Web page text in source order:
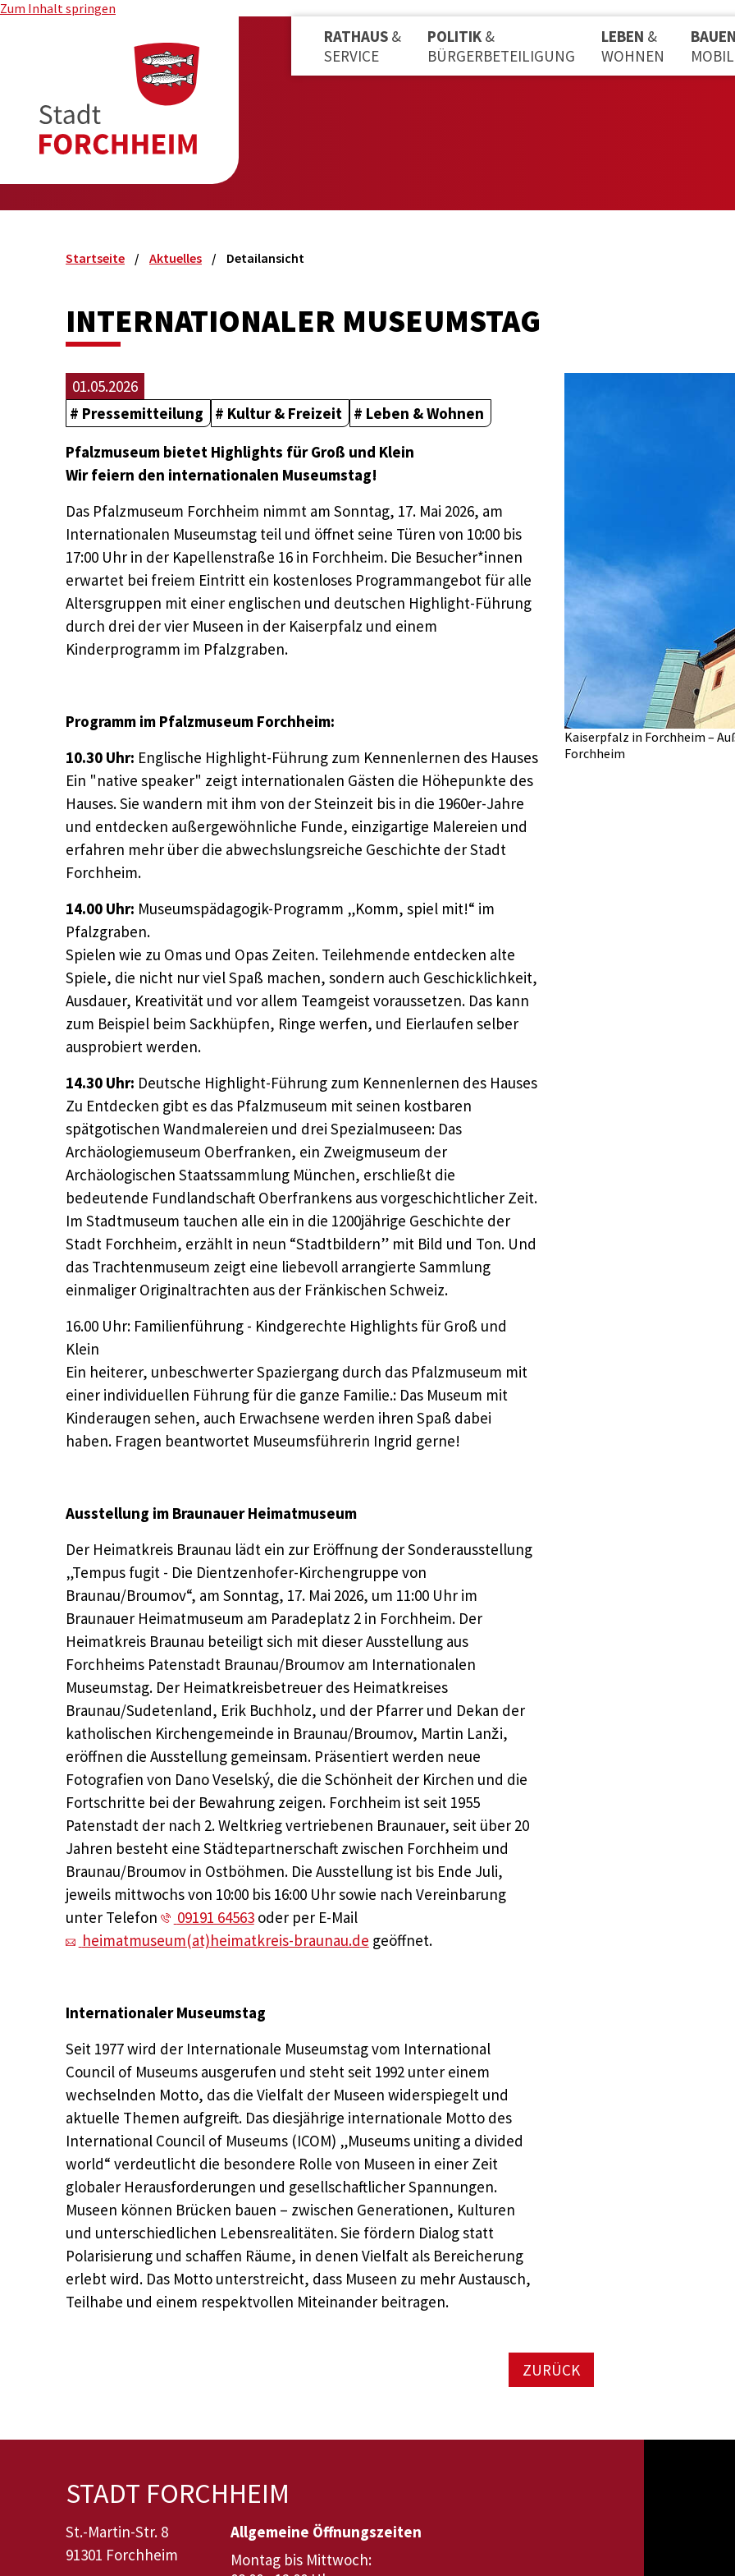
Zum Inhalt springen
RATHAUS &
SERVICE
POLITIK &
BÜRGERBETEILIGUNG
LEBEN &
WOHNEN
BAUEN
Startseite Aktuelles Detailansicht
INTERNATIONALER MUSEUMSTAG
Kaiserpfalz in Forchheim –
Forchheim
01.05.2026
Pressemitteilung
Kultur & Freizeit
Leben & Wohnen
Pfalzmuseum bietet Highlights für Groß und Klein
Wir feiern den internationalen Museumstag!
Das Pfalzmuseum Forchheim nimmt am Sonntag, 17. Mai 2026, am
Internationalen Museumstag teil und öffnet seine Türen von 10:00 bis
17:00 Uhr in der Kapellenstraße 16 in Forchheim. Die Besucher*innen
erwartet bei freiem Eintritt ein kostenloses Programmangebot für alle
Altersgruppen mit einer englischen und deutschen Highlight-Führung
durch drei der vier Museen in der Kaiserpfalz und einem
Kinderprogramm im Pfalzgraben.
Programm im Pfalzmuseum Forchheim:
10.30 Uhr: Englische Highlight-Führung zum Kennenlernen des Hauses
Ein "native speaker" zeigt internationalen Gästen die Höhepunkte des
Hauses. Sie wandern mit ihm von der Steinzeit bis in die 1960er-Jahre
und entdecken außergewöhnliche Funde, einzigartige Malereien und
erfahren mehr über die abwechslungsreiche Geschichte der Stadt
Forchheim.
14.00 Uhr: Museumspädagogik-Programm „Komm, spiel mit!“ im
Pfalzgraben.
Spielen wie zu Omas und Opas Zeiten. Teilehmende entdecken alte
Spiele, die nicht nur viel Spaß machen, sondern auch Geschicklichkeit,
Ausdauer, Kreativität und vor allem Teamgeist voraussetzen. Das kann
zum Beispiel beim Sackhüpfen, Ringe werfen, und Eierlaufen selber
ausprobiert werden.
14.30 Uhr: Deutsche Highlight-Führung zum Kennenlernen des Hauses
Zu Entdecken gibt es das Pfalzmuseum mit seinen kostbaren
spätgotischen Wandmalereien und drei Spezialmuseen: Das
Archäologiemuseum Oberfranken, ein Zweigmuseum der
Archäologischen Staatssammlung München, erschließt die
bedeutende Fundlandschaft Oberfrankens aus vorgeschichtlicher Zeit.
Im Stadtmuseum tauchen alle ein in die 1200jährige Geschichte der
Stadt Forchheim, erzählt in neun “Stadtbildern” mit Bild und Ton. Und
das Trachtenmuseum zeigt eine liebevoll arrangierte Sammlung
einmaliger Originaltrachten aus der Fränkischen Schweiz.
16.00 Uhr: Familienführung - Kindgerechte Highlights für Groß und
Klein
Ein heiterer, unbeschwerter Spaziergang durch das Pfalzmuseum mit
einer individuellen Führung für die ganze Familie.: Das Museum mit
Kinderaugen sehen, auch Erwachsene werden ihren Spaß dabei
haben. Fragen beantwortet Museumsführerin Ingrid gerne!
Ausstellung im Braunauer Heimatmuseum
Der Heimatkreis Braunau lädt ein zur Eröffnung der Sonderausstellung
„Tempus fugit - Die Dientzenhofer-Kirchengruppe von
Braunau/Broumov“, am Sonntag, 17. Mai 2026, um 11:00 Uhr im
Braunauer Heimatmuseum am Paradeplatz 2 in Forchheim. Der
Heimatkreis Braunau beteiligt sich mit dieser Ausstellung aus
Forchheims Patenstadt Braunau/Broumov am Internationalen
Museumstag. Der Heimatkreisbetreuer des Heimatkreises
Braunau/Sudetenland, Erik Buchholz, und der Pfarrer und Dekan der
katholischen Kirchengemeinde in Braunau/Broumov, Martin Lanži,
eröffnen die Ausstellung gemeinsam. Präsentiert werden neue
Fotografien von Dano Veselský, die die Schönheit der Kirchen und die
Fortschritte bei der Bewahrung zeigen. Forchheim ist seit 1955
Patenstadt der nach 2. Weltkrieg vertriebenen Braunauer, seit über 20
Jahren besteht eine Städtepartnerschaft zwischen Forchheim und
Braunau/Broumov in Ostböhmen. Die Ausstellung ist bis Ende Juli,
jeweils mittwochs von 10:00 bis 16:00 Uhr sowie nach Vereinbarung
unter Telefon
09191 64563oder per E-Mail
heimatmuseum(at)heimatkreis-braunau.de geöffnet.
Internationaler Museumstag
Seit 1977 wird der Internationale Museumstag vom International
Council of Museums ausgerufen und steht seit 1992 unter einem
wechselnden Motto, das die Vielfalt der Museen widerspiegelt und
aktuelle Themen aufgreift. Das diesjährige internationale Motto des
International Council of Museums (ICOM) „Museums uniting a divided
world“ verdeutlicht die besondere Rolle von Museen in einer Zeit
globaler Herausforderungen und gesellschaftlicher Spannungen.
Museen können Brücken bauen – zwischen Generationen, Kulturen
und unterschiedlichen Lebensrealitäten. Sie fördern Dialog statt
Polarisierung und schaffen Räume, in denen Vielfalt als Bereicherung
erlebt wird. Das Motto unterstreicht, dass Museen zu mehr Austausch,
Teilhabe und einem respektvollen Miteinander beitragen.
ZURÜCK
STADT FORCHHEIM
St.-Martin-Str. 8
91301 Forchheim
Allgemeine Öffnungszeiten
Montag bis Mittwoch: